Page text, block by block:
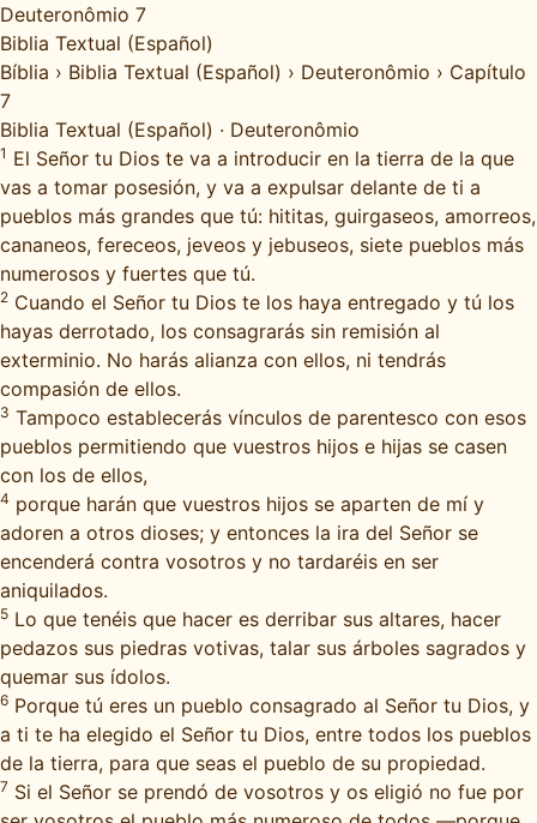
Deuteronômio 7
Biblia Textual (Español)
Bíblia › Biblia Textual (Español) › Deuteronômio › Capítulo
7
Biblia Textual (Español) · Deuteronômio
1 El Señor tu Dios te va a introducir en la tierra de la que
vas a tomar posesión, y va a expulsar delante de ti a
pueblos más grandes que tú: hititas, guirgaseos, amorreos,
cananeos, fereceos, jeveos y jebuseos, siete pueblos más
numerosos y fuertes que tú.
2 Cuando el Señor tu Dios te los haya entregado y tú los
hayas derrotado, los consagrarás sin remisión al
exterminio. No harás alianza con ellos, ni tendrás
compasión de ellos.
3 Tampoco establecerás vínculos de parentesco con esos
pueblos permitiendo que vuestros hijos e hijas se casen
con los de ellos,
4 porque harán que vuestros hijos se aparten de mí y
adoren a otros dioses; y entonces la ira del Señor se
encenderá contra vosotros y no tardaréis en ser
aniquilados.
5 Lo que tenéis que hacer es derribar sus altares, hacer
pedazos sus piedras votivas, talar sus árboles sagrados y
quemar sus ídolos.
6 Porque tú eres un pueblo consagrado al Señor tu Dios, y
a ti te ha elegido el Señor tu Dios, entre todos los pueblos
de la tierra, para que seas el pueblo de su propiedad.
7 Si el Señor se prendó de vosotros y os eligió no fue por